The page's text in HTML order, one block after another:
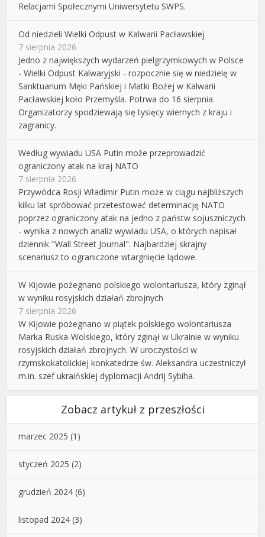
Relacjami Społecznymi Uniwersytetu SWPS.
Od niedzieli Wielki Odpust w Kalwarii Pacławskiej
7 sierpnia 2026
Jedno z największych wydarzeń pielgrzymkowych w Polsce
- Wielki Odpust Kalwaryjski - rozpocznie się w niedzielę w
Sanktuarium Męki Pańskiej i Matki Bożej w Kalwarii
Pacławskiej koło Przemyśla. Potrwa do 16 sierpnia.
Organizatorzy spodziewają się tysięcy wiernych z kraju i
zagranicy.
Według wywiadu USA Putin może przeprowadzić
ograniczony atak na kraj NATO
7 sierpnia 2026
Przywódca Rosji Władimir Putin może w ciągu najbliższych
kilku lat spróbować przetestować determinację NATO
poprzez ograniczony atak na jedno z państw sojuszniczych
- wynika z nowych analiz wywiadu USA, o których napisał
dziennik "Wall Street Journal". Najbardziej skrajny
scenariusz to ograniczone wtargnięcie lądowe.
W Kijowie pożegnano polskiego wolontariusza, który zginął
w wyniku rosyjskich działań zbrojnych
7 sierpnia 2026
W Kijowie pożegnano w piątek polskiego wolontariusza
Marka Ruska-Wolskiego, który zginął w Ukrainie w wyniku
rosyjskich działań zbrojnych. W uroczystości w
rzymskokatolickiej konkatedrze św. Aleksandra uczestniczył
m.in. szef ukraińskiej dyplomacji Andrij Sybiha.
Zobacz artykuł z przeszłości
marzec 2025 (1)
styczeń 2025 (2)
grudzień 2024 (6)
listopad 2024 (3)